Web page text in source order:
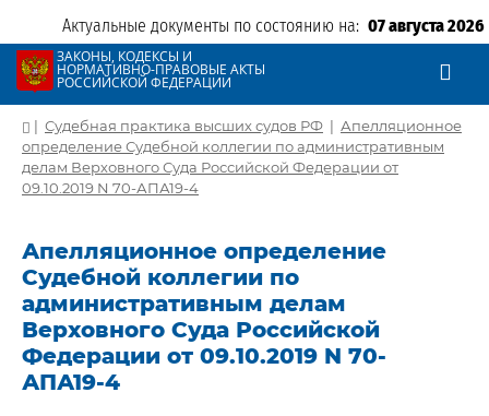
Актуальные документы по состоянию на: 07 августа 2026
ЗАКОНЫ, КОДЕКСЫ И
НОРМАТИВНО-ПРАВОВЫЕ АКТЫ
РОССИЙСКОЙ ФЕДЕРАЦИИ
| Судебная практика высших судов РФ | Апелляционное
определение Судебной коллегии по административным
делам Верховного Суда Российской Федерации от
09.10.2019 N 70-АПА19-4
Апелляционное определение
Судебной коллегии по
административным делам
Верховного Суда Российской
Федерации от 09.10.2019 N 70-
АПА19-4